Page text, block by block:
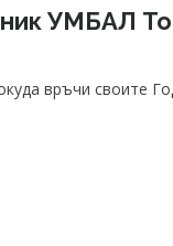
УМБАЛ
връчи своите